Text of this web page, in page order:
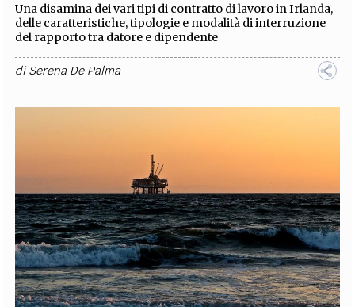
Una disamina dei vari tipi di contratto di lavoro in Irlanda,
delle caratteristiche, tipologie e modalità di interruzione
del rapporto tra datore e dipendente
diSerena De Palma